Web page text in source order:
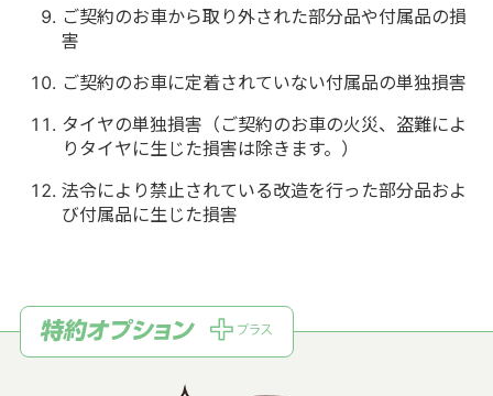
ご契約のお車から取り外された部分品や付属品の損
害
ご契約のお車に定着されていない付属品の単独損害
タイヤの単独損害（ご契約のお車の火災、盗難によ
りタイヤに生じた損害は除きます。）
法令により禁止されている改造を行った部分品およ
び付属品に生じた損害